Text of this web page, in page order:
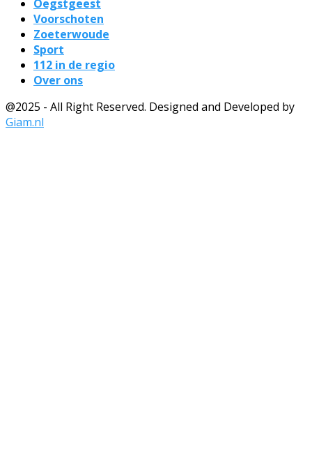
Oegstgeest
Voorschoten
Zoeterwoude
Sport
112 in de regio
Over ons
@2025 - All Right Reserved. Designed and Developed by
Giam.nl